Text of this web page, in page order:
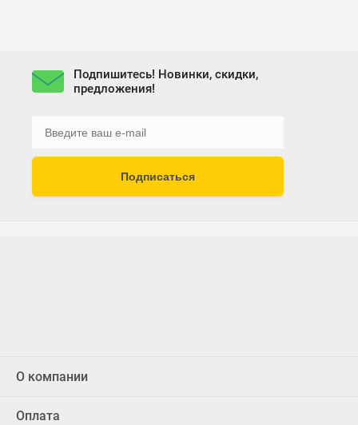
Подпишитесь! Новинки, скидки,
предложения!
Подписаться
О компании
Оплата